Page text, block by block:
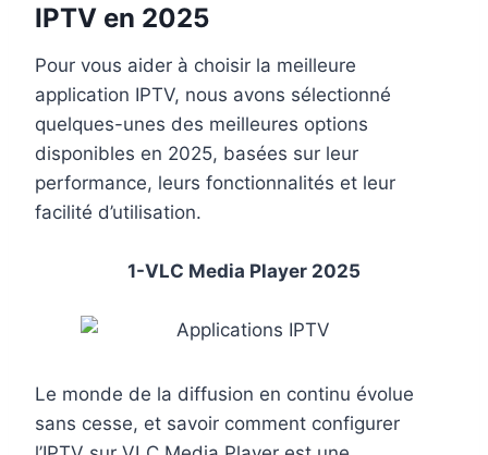
IPTV en 2025
Pour vous aider à choisir la meilleure
application IPTV, nous avons sélectionné
quelques-unes des meilleures options
disponibles en 2025, basées sur leur
performance, leurs fonctionnalités et leur
facilité d’utilisation.
1-VLC Media Player 2025
Le monde de la diffusion en continu évolue
sans cesse, et savoir comment configurer